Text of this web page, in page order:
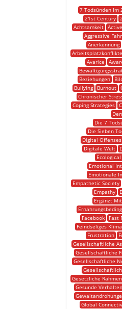
7 Todsünden Im
21st Century
Achtsamkeit
Aggressive
Anerkennung
Arbeitsplatzkonflikte
Avarice
Beziehungen
Bullying
Burnout
Chronischer
Coping Strategies
Die 7
Die Sieben
Digital Offenses
Digitale Welt
Emotional
Emotionale
Empathetic Society
Empathy
Ergänzt
Facebook
Fast
Feindseliges Klima
Frustration
Gesellschaftliche
Gesellschaftliche
Gesellschaftliche
Gesetzliche
Gesunde
Global